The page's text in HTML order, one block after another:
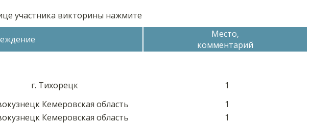
участника викторины нажмите
Место,
комментарий
г. Тихорецк
1
Кемеровская область
1
Кемеровская область 1